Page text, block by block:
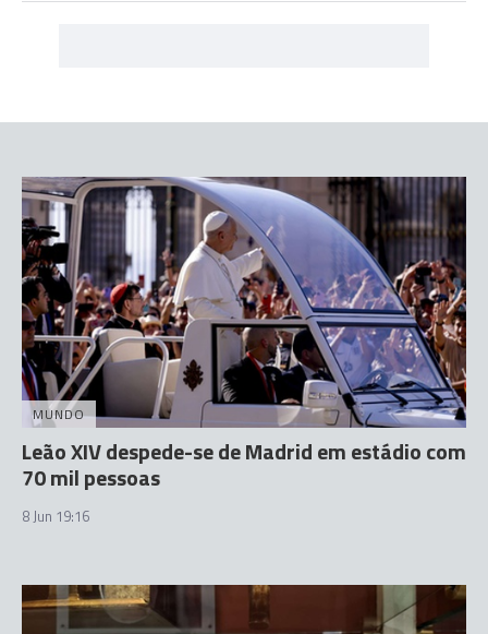
MUNDO
Leão XIV despede-se de Madrid em estádio com
70 mil pessoas
8 Jun 19:16